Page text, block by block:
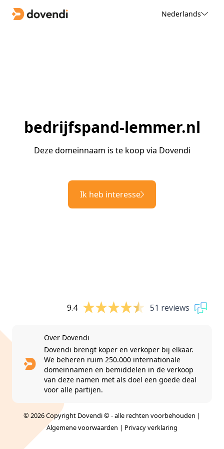
Nederlands
bedrijfspand-lemmer.nl
Deze domeinnaam is te koop via Dovendi
Ik heb interesse
9.4 51 reviews
Over Dovendi
Dovendi brengt koper en verkoper bij elkaar.
We beheren ruim 250.000 internationale
domeinnamen en bemiddelen in de verkoop
van deze namen met als doel een goede deal
voor alle partijen.
© 2026 Copyright Dovendi © - alle rechten voorbehouden |
Algemene voorwaarden | Privacy verklaring